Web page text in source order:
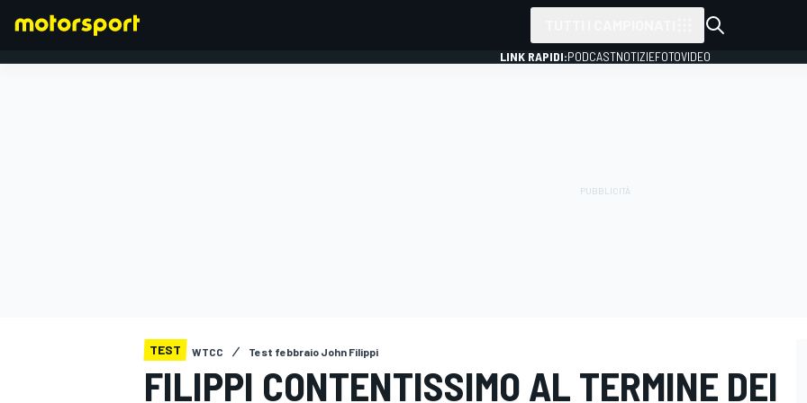
LINK RAPIDI:PODCASTNOTIZIEFOTOVIDEO
TEST WTCC Test febbraio John Filippi
FILIPPI CONTENTISSIMO AL TERMINE DEI